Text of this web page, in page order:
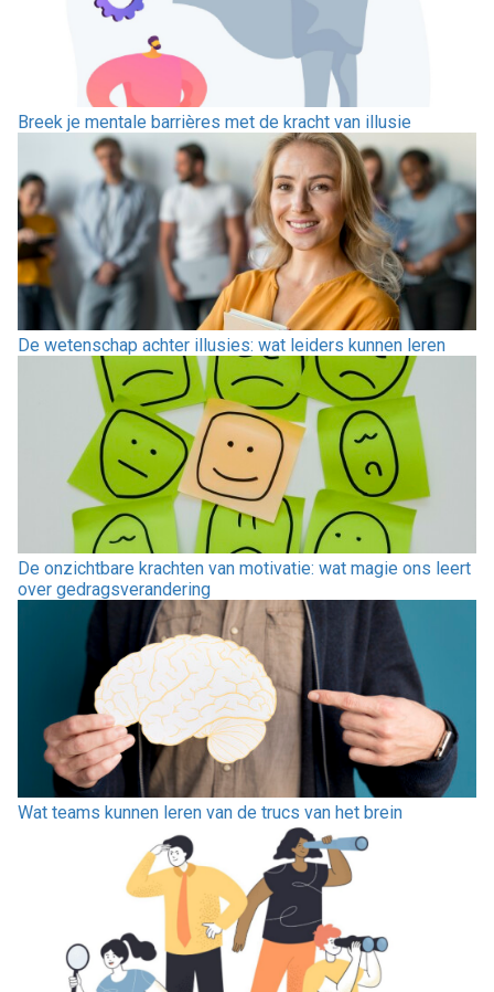
Breek je mentale barrières met de kracht van illusie
De wetenschap achter illusies: wat leiders kunnen leren
De onzichtbare krachten van motivatie: wat magie ons leert
over gedragsverandering
Wat teams kunnen leren van de trucs van het brein